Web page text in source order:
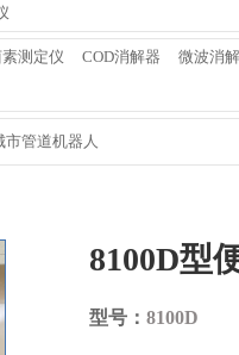
测定仪 COD消解器
微波消
市管道机器人
8100D型
型号： 8100D